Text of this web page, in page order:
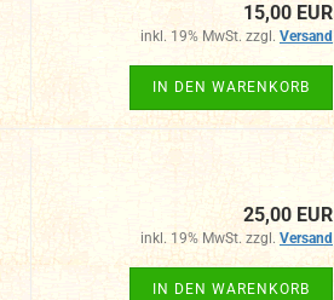
15,00 EUR
inkl. 19% MwSt. zzgl. Versand
IN DEN WARENKORB
25,00 EUR
inkl. 19% MwSt. zzgl. Versand
IN DEN WARENKORB